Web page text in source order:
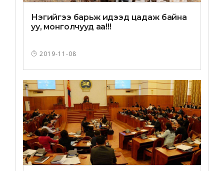
Нэгийгээ барьж идээд цадаж байна
уу, монголчууд аа!!!
2019-11-08